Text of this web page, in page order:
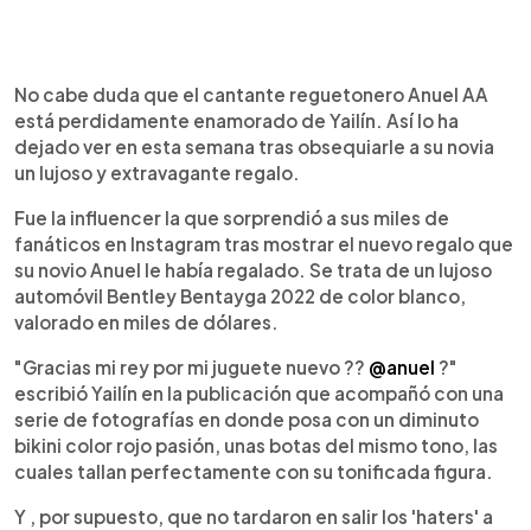
Escuchar artículo
No cabe duda que el cantante reguetonero Anuel AA
está perdidamente enamorado de Yailín. Así lo ha
dejado ver en esta semana tras obsequiarle a su novia
un lujoso y extravagante regalo.
Fue la influencer la que sorprendió a sus miles de
fanáticos en Instagram tras mostrar el nuevo regalo que
su novio Anuel le había regalado. Se trata de un lujoso
automóvil Bentley Bentayga 2022 de color blanco,
valorado en miles de dólares.
"Gracias mi rey por mi juguete nuevo ?? @anuel ?"
escribió Yailín en la publicación que acompañó con una
serie de fotografías en donde posa con un diminuto
bikini color rojo pasión, unas botas del mismo tono, las
cuales tallan perfectamente con su tonificada figura.
Y , por supuesto, que no tardaron en salir los 'haters' a